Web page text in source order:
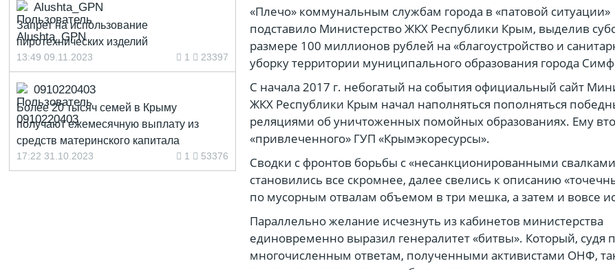
«Плечо» коммунальным службам города в «патовой ситуации»
подставило Министерство ЖКХ Республики Крым, выделив
размере 100 миллионов рублей на «благоустройство и
уборку территории муниципального образования города
С начала 2017 г. небогатый на события официальный сайт
ЖКХ Республики Крым начал наполняться пополняться
реляциями об уничтоженных помойных образованиях. Ему
«привлеченного» ГУП «Крымэкоресурсы».
Сводки с фронтов борьбы с «несанкционированными
становились все скромнее, далее свелись к описанию
по мусорным отвалам объемом в три мешка, а затем и вовсе
Параллельно желание исчезнуть из кабинетов министерства
единовременно выразил генералитет «битвы». Который, судя
многочисленным ответам, полученными активистами ОНФ,
Alushta_GPN
Запрет на использование
пиротехнических изделий
13:49 09.11.2023 1 23397
0910220403
Более 20 тысяч семей в Крыму
получают ежемесячную выплату из
средств материнского капитала
17:22 31.10.2023 1 53376